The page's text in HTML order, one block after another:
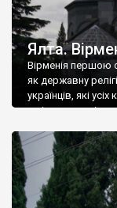
Ялта.
Вірменія першою
як державну
українців, які
є відданими